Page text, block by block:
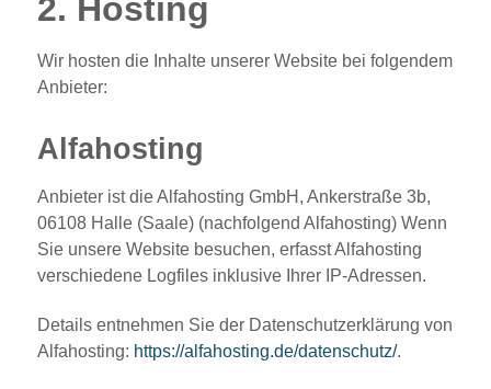
2. Hosting
Wir hosten die Inhalte unserer Website bei folgendem
Anbieter:
Alfahosting
Anbieter ist die Alfahosting GmbH, Ankerstraße 3b,
06108 Halle (Saale) (nachfolgend Alfahosting) Wenn
Sie unsere Website besuchen, erfasst Alfahosting
verschiedene Logfiles inklusive Ihrer IP-Adressen.
Details entnehmen Sie der Datenschutzerklärung von
Alfahosting: https://alfahosting.de/datenschutz/.